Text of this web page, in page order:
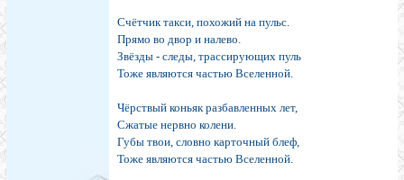
Счётчик такси, похожий на пульс.
Прямо во двор и налево.
Звёзды - следы, трассирующих пуль
Тоже являются частью Вселенной.
Чёрствый коньяк разбавленных лет,
Сжатые нервно колени.
Губы твои, словно карточный блеф,
Тоже являются частью Вселенной.